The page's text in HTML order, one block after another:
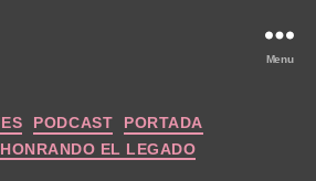
Menu
Categories
PODCAST
PORTADA
EL LEGADO